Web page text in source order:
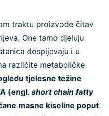
traktu proizvode čitav
One tamo djeluju
dospijevaju i u
različite metaboličke
tjelesne težine
(engl. short chain fatty
masne kiseline poput